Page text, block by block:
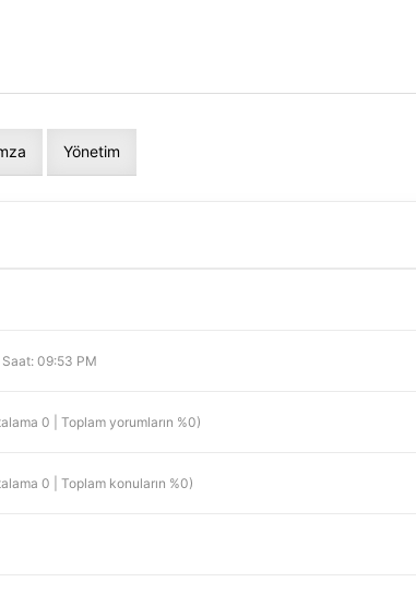
Yönetim
09:53 PM
0 | Toplam yorumların %0)
0 | Toplam konuların %0)